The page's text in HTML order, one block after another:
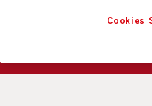
Cookies